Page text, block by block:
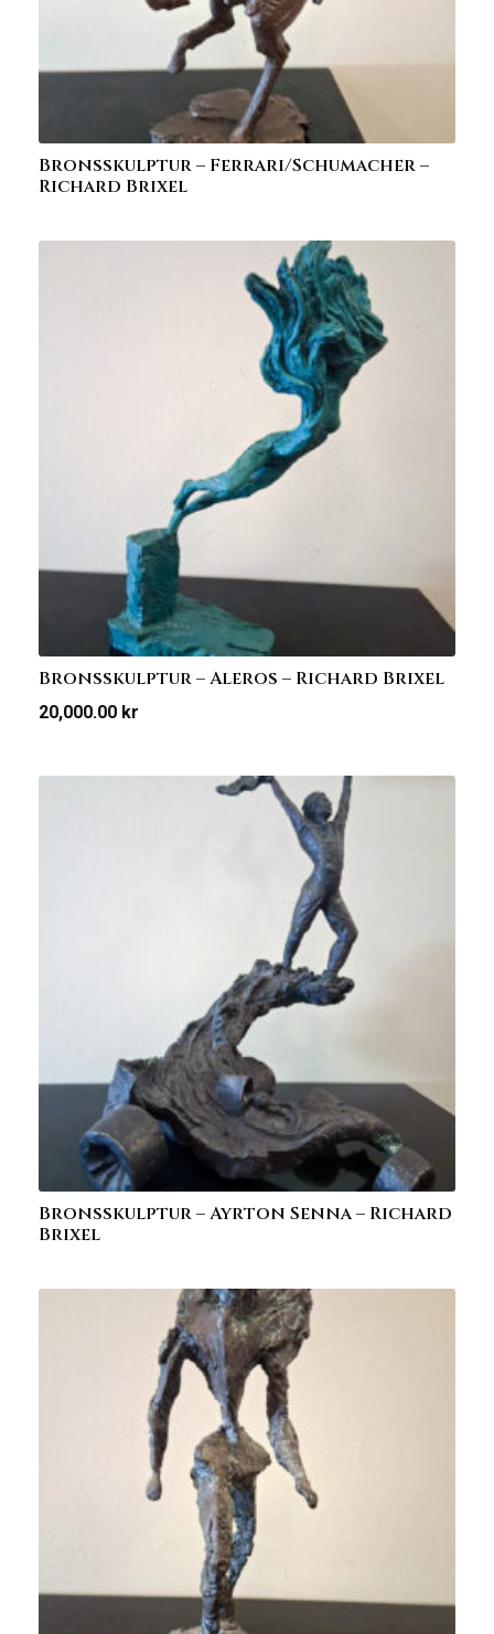
Bronsskulptur – Ferrari/Schumacher –
Richard Brixel
Bronsskulptur – Aleros – Richard Brixel
20,000.00 kr
Bronsskulptur – Ayrton Senna – Richard
Brixel